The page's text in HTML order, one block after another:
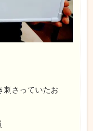
刺さっていたお